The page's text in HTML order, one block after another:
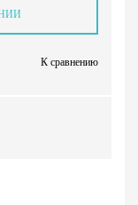
К сравнению